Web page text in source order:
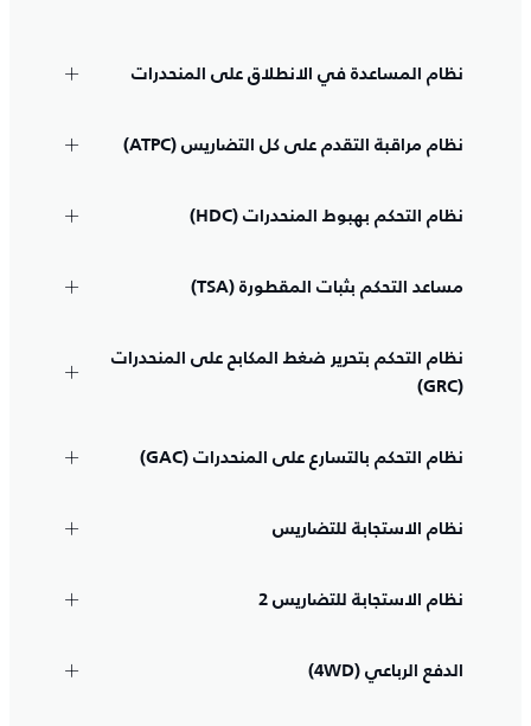
نظام المساعدة في الانطلاق على المنحدرات
نظام مراقبة التقدم على كل التضاريس (ATPC)
نظام التحكم بهبوط المنحدرات (HDC)
مساعد التحكم بثبات المقطورة (TSA)
نظام التحكم بتحرير ضغط المكابح على المنحدرات
(GRC)
نظام التحكم بالتسارع على المنحدرات (GAC)
نظام الاستجابة للتضاريس
نظام الاستجابة للتضاريس 2
الدفع الرباعي (4WD)